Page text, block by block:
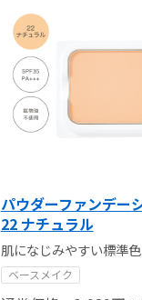
パウダーファンデー
22 ナチュラル
肌になじみやすい標準色
ベースメイク